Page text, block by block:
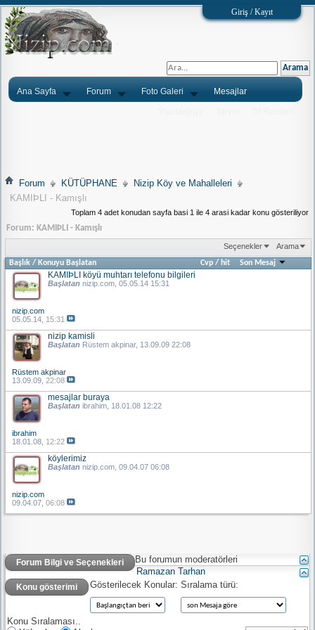
Giriş / Kayıt
Ana Sayfa Forum Foto Galeri Mesajlar
Forum KÜTÜPHANE
Nizip Köy ve Mahalleleri
KAMIÞLI - Kamışlı
Toplam 4 adet konudan sayfa basi 1 ile 4 arasi kadar konu gösteriliyor
Forum: KAMIÞLI - Kamışlı
Seçenekler Arama
Başlık / Konuyu Başlatan Cvp /hit Son Mesaj
KAMIÞLI köyü muhtarı telefonu bilgileri
Başlatan nizip.com, 05.05.14 15:31
nizip.com
05.05.14, 15:31
nizip kamisli
Başlatan Rüstem akpinar, 13.09.09 22:08
Rüstem akpinar
13.09.09, 22:08
mesajlar buraya
Başlatan ibrahim, 18.01.08 12:22
ibrahim
18.01.08, 12:22
köylerimiz
Başlatan nizip.com, 09.04.07 06:08
nizip.com
09.04.07, 06:08
Forum Bilgi ve Seçenekleri
Bu forumun moderatörleri
Ramazan Tarhan
Konu gösterimi Gösterilecek Konular: Sıralama türü:
Konu Sıralaması..